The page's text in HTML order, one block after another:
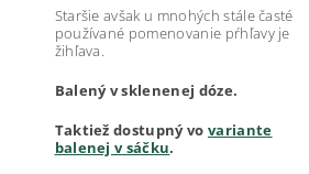
Staršie avšak u mnohých stále časté
používané pomenovanie pŕhľavy je
žihľava.
Balený v sklenenej dóze.
Taktiež dostupný vo variante
balenej v sáčku.